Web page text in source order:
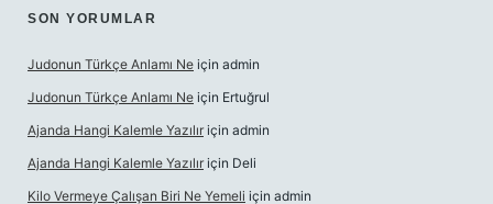
SON YORUMLAR
Judonun Türkçe Anlamı Ne için admin
Judonun Türkçe Anlamı Ne için Ertuğrul
Ajanda Hangi Kalemle Yazılır için admin
Ajanda Hangi Kalemle Yazılır için Deli
Kilo Vermeye Çalışan Biri Ne Yemeli için admin